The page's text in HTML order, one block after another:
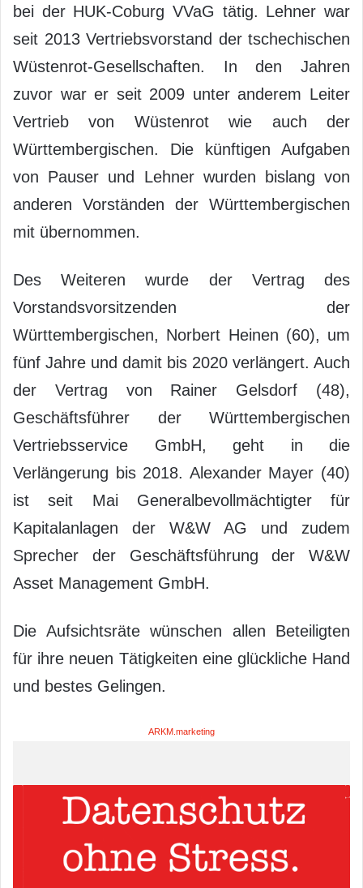
bei der HUK-Coburg VVaG tätig. Lehner war
seit 2013 Vertriebsvorstand der tschechischen
Wüstenrot-Gesellschaften. In den Jahren
zuvor war er seit 2009 unter anderem Leiter
Vertrieb von Wüstenrot wie auch der
Württembergischen. Die künftigen Aufgaben
von Pauser und Lehner wurden bislang von
anderen Vorständen der Württembergischen
mit übernommen.
Des Weiteren wurde der Vertrag des
Vorstandsvorsitzenden der
Württembergischen, Norbert Heinen (60), um
fünf Jahre und damit bis 2020 verlängert. Auch
der Vertrag von Rainer Gelsdorf (48),
Geschäftsführer der Württembergischen
Vertriebsservice GmbH, geht in die
Verlängerung bis 2018. Alexander Mayer (40)
ist seit Mai Generalbevollmächtigter für
Kapitalanlagen der W&W AG und zudem
Sprecher der Geschäftsführung der W&W
Asset Management GmbH.
Die Aufsichtsräte wünschen allen Beteiligten
für ihre neuen Tätigkeiten eine glückliche Hand
und bestes Gelingen.
ARKM.marketing